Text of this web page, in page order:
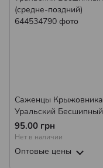
Саженцы Крыжовника
Уральский Бесшипный
(средне-поздний)
95.00 грн
Нет в наличии
Оптовые цены